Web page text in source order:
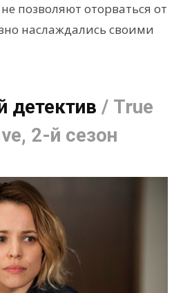
позволяют оторваться от
наслаждались своими
детектив / True
2-й сезон